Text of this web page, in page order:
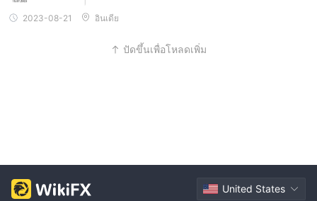
ถาม: ไม่ CAPMOREFX เสนอทรัพยากรหรือเครื่องมือทางการศึกษาแก่
เทรดเดอร์？
ก. ใช่, CAPMOREFX เสนอแหล่งข้อมูลการศึกษาและเครื่องมือการซื้อ
2023-08-21 อินเดีย
ปัดขึ้นเพื่อโหลดเพิ่ม
United States